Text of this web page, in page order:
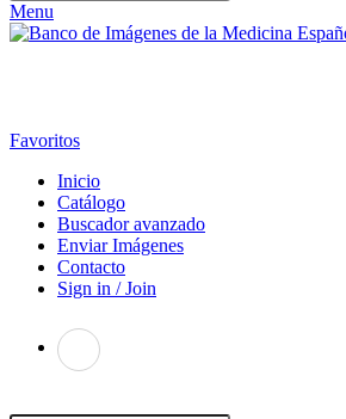
Menu
Favoritos
Inicio
Catálogo
Buscador avanzado
Enviar Imágenes
Contacto
Sign in / Join